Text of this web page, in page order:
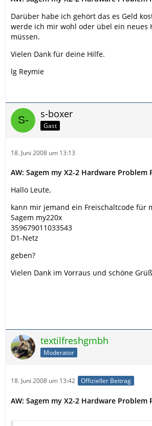
Darüber habe ich gehört das es Geld
werde ich mir wohl oder übel ein neues
müssen.
Vielen Dank für deine Hilfe.
lg Reymie
s-boxer
Gast
18. Juni 2008 um 13:13
AW: Sagem my X2-2 Hardware Problem
Hallo Leute,
kann mir jemand ein Freischaltcode für
Sagem my220x
359679011033543
D1-Netz
geben?
Vielen Dank im Vorraus und schöne
textilfreshgmbh
Moderator
18. Juni 2008 um 13:42 Offizieller Beitrag
AW: Sagem my X2-2 Hardware Problem